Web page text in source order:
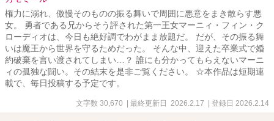
権力に溺れ、傲慢そのものの振る舞いで周囲に悪意をまき散らす悪
女。 勇者である兄からそう評された第一王女マーニィ・フィン・ク
ローディオは、今日も絶好調でわがまま放題だ。 だが、その振る舞
いは魔王から世界を守るためだった。 そんな中、迎えた卒業式で婚
約破棄を言い渡されてしまい…？ 誰にも分かってもらえないマーニ
ィの孤独な闘い。その結末を是非ご覧ください。 ☆本作品は短期連
載で、毎日投稿する予定です。
文字数 30,670 | 最終更新日 2026.2.17 | 登録日 2026.2.14